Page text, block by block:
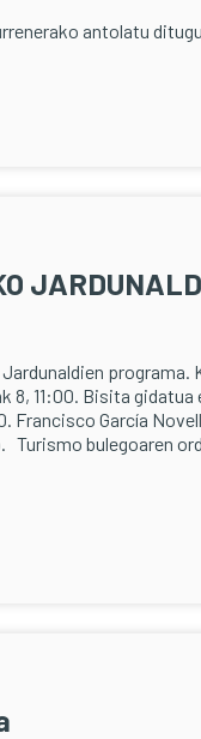
antolatu
11:00. Bisita gidatua
Francisco García
Turismo bulegoaren